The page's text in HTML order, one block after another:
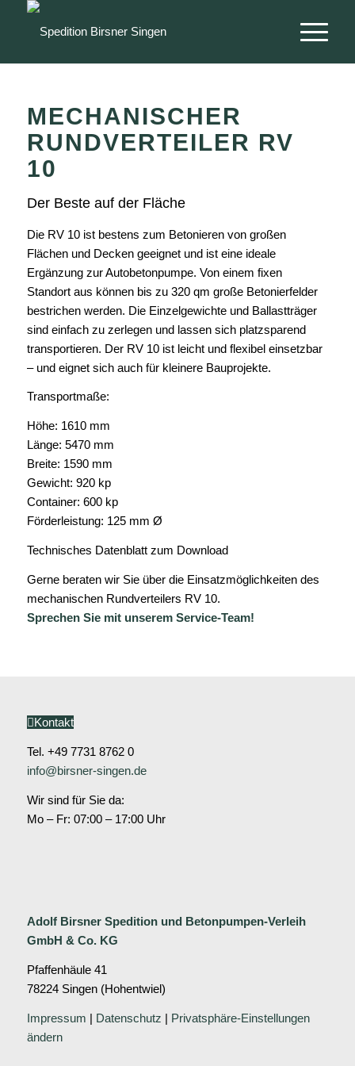
MECHANISCHER
RUNDVERTEILER RV
10
Der Beste auf der Fläche
Die RV 10 ist bestens zum Betonieren von großen
Flächen und Decken geeignet und ist eine ideale
Ergänzung zur Autobetonpumpe. Von einem fixen
Standort aus können bis zu 320 qm große Betonierfelder
bestrichen werden. Die Einzelgewichte und Ballastträger
sind einfach zu zerlegen und lassen sich platzsparend
transportieren. Der RV 10 ist leicht und flexibel einsetzbar
– und eignet sich auch für kleinere Bauprojekte.
Transportmaße:
Höhe: 1610 mm
Länge: 5470 mm
Breite: 1590 mm
Gewicht: 920 kp
Container: 600 kp
Förderleistung: 125 mm Ø
Technisches Datenblatt zum Download
Gerne beraten wir Sie über die Einsatzmöglichkeiten des
mechanischen Rundverteilers RV 10.
Sprechen Sie mit unserem Service-Team!
Kontakt
Tel. +49 7731 8762 0
info@birsner-singen.de
Wir sind für Sie da:
Mo – Fr: 07:00 – 17:00 Uhr
Adolf Birsner Spedition und Betonpumpen-Verleih
GmbH & Co. KG
Pfaffenhäule 41
78224 Singen (Hohentwiel)
Impressum | Datenschutz | Privatsphäre-Einstellungen
ändern